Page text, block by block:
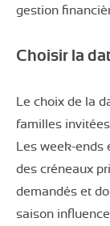
gestion
Choisir la
Le choix de la
familles
Les week-ends
des créneaux
demandés et
saison